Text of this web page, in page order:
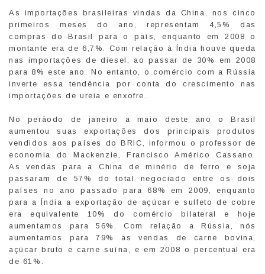
As importações brasileiras vindas da China, nos cinco
primeiros meses do ano, representam 4,5% das
compras do Brasil para o país, enquanto em 2008 o
montante era de 6,7%. Com relação à Índia houve queda
nas importações de diesel, ao passar de 30% em 2008
para 8% este ano. No entanto, o comércio com a Rússia
inverte essa tendência por conta do crescimento nas
importações de ureia e enxofre.
No perãodo de janeiro a maio deste ano o Brasil
aumentou suas exportações dos principais produtos
vendidos aos países do BRIC, informou o professor de
economia do Mackenzie, Francisco Américo Cassano.
As vendas para a China de minério de ferro e soja
passaram de 57% do total negociado entre os dois
países no ano passado para 68% em 2009, enquanto
para a Índia a exportação de açúcar e sulfeto de cobre
era equivalente 10% do comércio bilateral e hoje
aumentamos para 56%. Com relação a Rússia, nós
aumentamos para 79% as vendas de carne bovina,
açúcar bruto e carne suína, e em 2008 o percentual era
de 61%.